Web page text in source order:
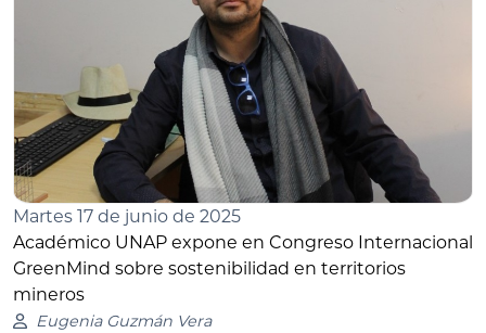
Martes 17 de junio de 2025
Académico UNAP expone en Congreso Internacional
GreenMind sobre sostenibilidad en territorios
mineros
Eugenia Guzmán Vera